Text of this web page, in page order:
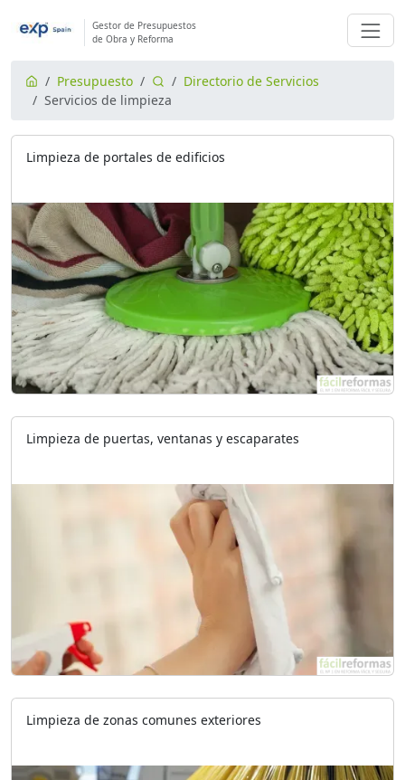
Gestor de Presupuestos
de Obra y Reforma
Presupuesto
Directorio de Servicios
Servicios de limpieza
Limpieza de portales de edificios
Limpieza de puertas, ventanas y escaparates
Limpieza de zonas comunes exteriores